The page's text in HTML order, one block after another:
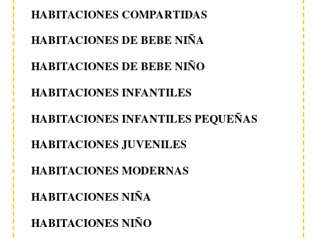
HABITACIONES COMPARTIDAS
HABITACIONES DE BEBE NIÑA
HABITACIONES DE BEBE NIÑO
HABITACIONES INFANTILES
HABITACIONES INFANTILES PEQUEÑAS
HABITACIONES JUVENILES
HABITACIONES MODERNAS
HABITACIONES NIÑA
HABITACIONES NIÑO